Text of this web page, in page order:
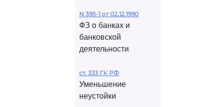
N 395-1 от 02.12.1990
ФЗ о банках и
банковской
деятельности
ст. 333 ГК РФ
Уменьшение
неустойки